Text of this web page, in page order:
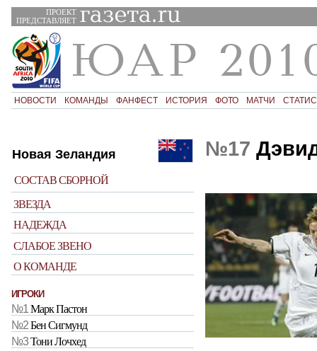
ПРОЕКТ
ПРЕДСТАВЛЯЕТ
НОВОСТИ КОМАНДЫ ФАНФЕСТ ИСТОРИЯ ФОТО МАТЧИ
Новая Зеландия
СОСТАВ СБОРНОЙ
ЗВЕЗДА
НАДЕЖДА
СЛАБОЕ ЗВЕНО
О КОМАНДЕ
ИГРОКИ
№1Марк Пастон
№2Бен Сигмунд
№3Тони Лочхед
№17